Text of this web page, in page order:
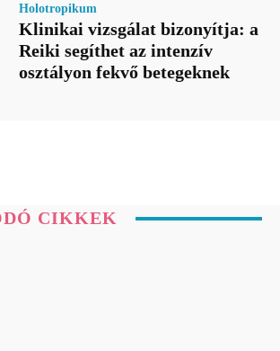
Holotropikum
Klinikai vizsgálat bizonyítja: a
Reiki segíthet az intenzív
osztályon fekvő betegeknek
CIKKEK